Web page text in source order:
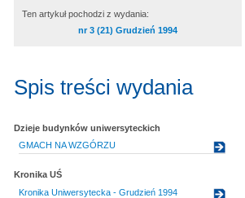
Ten artykuł pochodzi z wydania:
nr 3 (21) Grudzień 1994
Spis treści wydania
Dzieje budynków uniwersyteckich
GMACH NA WZGÓRZU
Kronika UŚ
Kronika Uniwersytecka - Grudzień 1994